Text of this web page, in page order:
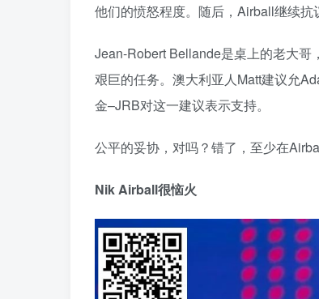
他们的愤怒程度。随后，Airball继续抗
Jean-Robert Bellande是桌上的老大哥
艰巨的任务。澳大利亚人Matt建议允
金–JRB对这一建议表示支持。
公平的妥协，对吗？错了，至少在
Nik Airball很恼火